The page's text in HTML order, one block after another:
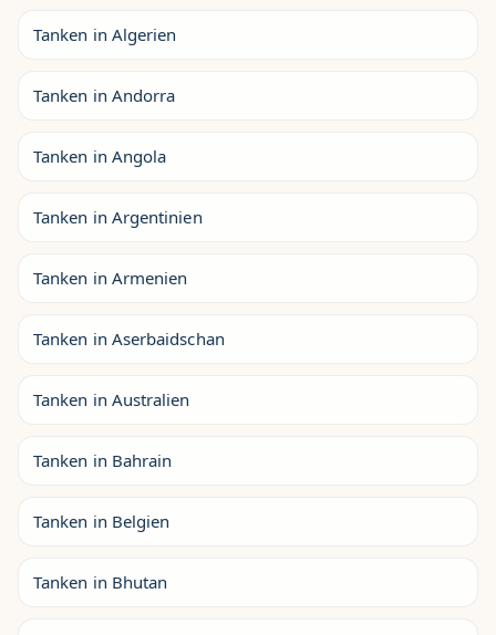
Tanken in Algerien
Tanken in Andorra
Tanken in Angola
Tanken in Argentinien
Tanken in Armenien
Tanken in Aserbaidschan
Tanken in Australien
Tanken in Bahrain
Tanken in Belgien
Tanken in Bhutan